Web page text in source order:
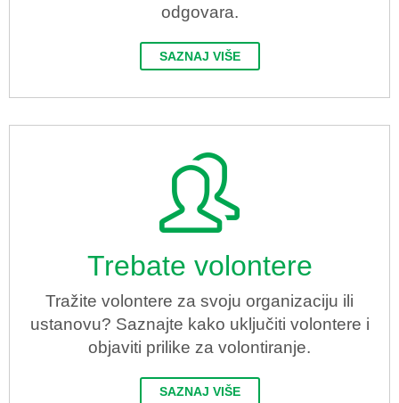
odgovara.
SAZNAJ VIŠE
Trebate volontere
Tražite volontere za svoju organizaciju ili
ustanovu? Saznajte kako uključiti volontere i
objaviti prilike za volontiranje.
SAZNAJ VIŠE